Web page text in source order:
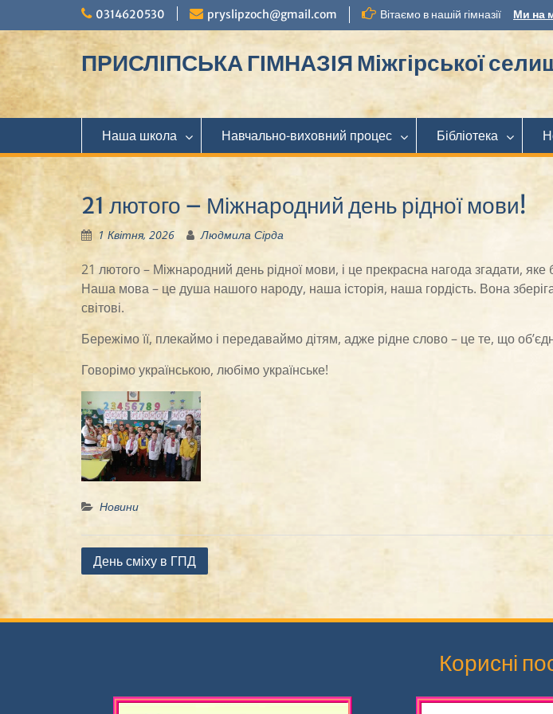
вмісту
0314620530 pryslipzoch@gmail.com Вітаємо в нашій гімназії Ми на
ПРИСЛІПСЬКА ГІМНАЗІЯ Міжгірської
Наша школа Навчально-виховний процес Бібліотека
21 лютого – Міжнародний день рідної мови!
1 Квітня, 2026 Людмила Сірда
21 лютого – Міжнародний день рідної мови, і це прекрасна нагода згадати,
Наша мова – це душа нашого народу, наша історія, наша гордість. Вона
світові.
Бережімо її, плекаймо і передаваймо дітям, адже рідне слово – це те, що
Говорімо українською, любімо українське!
Новини
Навігація
записів
День сміху в ГПД
Корисні